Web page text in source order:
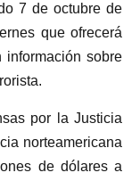
7 de octubre de
que ofrecerá
información sobre
por la Justicia
norteamericana
de dólares a